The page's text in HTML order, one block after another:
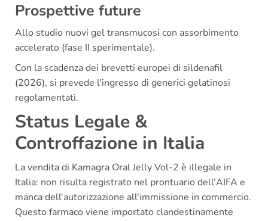
Prospettive future
Allo studio nuovi gel transmucosi con assorbimento
accelerato (fase II sperimentale).
Con la scadenza dei brevetti europei di sildenafil
(2026), si prevede l'ingresso di generici gelatinosi
regolamentati.
Status Legale &
Controffazione in Italia
La vendita di Kamagra Oral Jelly Vol-2 è illegale in
Italia: non risulta registrato nel prontuario dell'AIFA e
manca dell'autorizzazione all'immissione in commercio.
Questo farmaco viene importato clandestinamente